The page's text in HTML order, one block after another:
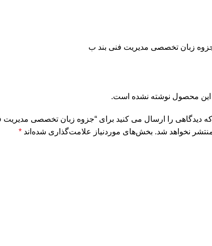
زبان تخصصی مدیریت فنی بند ب
این محصول نوشته نشده است.
که دیدگاهی را ارسال می کنید برای “جزوه زبان تخصصی
نخواهد شد. بخش‌های موردنیاز علامت‌گذاری شده‌اند*